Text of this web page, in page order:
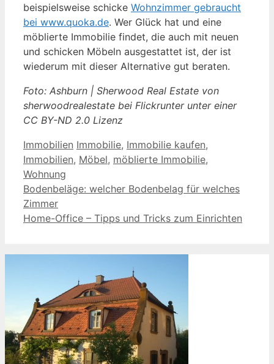
beispielsweise schicke Wohnzimmer gebraucht
bei www.quoka.de. Wer Glück hat und eine
möblierte Immobilie findet, die auch mit neuen
und schicken Möbeln ausgestattet ist, der ist
wiederum mit dieser Alternative gut beraten.
Foto: Ashburn | Sherwood Real Estate von
sherwoodrealestate bei Flickrunter unter einer
CC BY-ND 2.0 Lizenz
Kategorien
Immobilien Schlagwörter
Immobilie, Immobilie kaufen,
Immobilien, Möbel, möblierte Immobilie,
Wohnung
Bodenbeläge: welcher Bodenbelag für welches
Zimmer
Home-Office – Tipps und Tricks zum Einrichten